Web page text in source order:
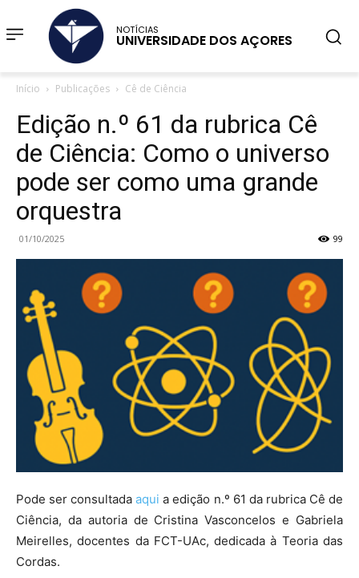
NOTÍCIAS
UNIVERSIDADE DOS AÇORES
Início Publicações Cê de Ciência
Edição n.º 61 da rubrica Cê
de Ciência: Como o universo
pode ser como uma grande
orquestra
01/10/2025 99
Pode ser consultadaaqui a edição n.º 61 da rubrica Cê de
Ciência, da autoria de Cristina Vasconcelos e Gabriela
Meirelles, docentes da FCT-UAc, dedicada à Teoria das
Cordas.